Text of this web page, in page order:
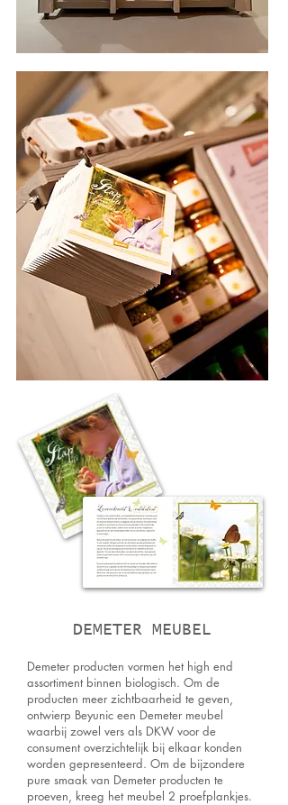
DEMETER MEUBEL
Demeter producten vormen het high end
assortiment binnen biologisch. Om de
producten meer zichtbaarheid te geven,
ontwierp Beyunic een Demeter meubel
waarbij zowel vers als DKW voor de
consument overzichtelijk bij elkaar konden
worden gepresenteerd. Om de bijzondere
pure smaak van Demeter producten te
proeven, kreeg het meubel 2 proefplankjes.